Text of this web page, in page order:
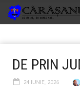
DE PRIN
24 IUNIE, 2026